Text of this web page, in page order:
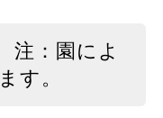
：園によ
す。